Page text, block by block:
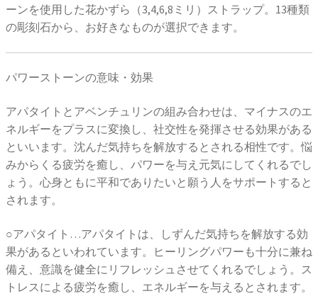
ーンを使用した花かずら（3,4,6,8ミリ）ストラップ。13種類
の彫刻石から、お好きなものが選択できます。
パワーストーンの意味・効果
アパタイトとアベンチュリンの組み合わせは、マイナスのエ
ネルギーをプラスに変換し、社交性を発揮させる効果がある
といいます。沈んだ気持ちを解放するとされる相性です。悩
みからくる疲労を癒し、パワーを与え元気にしてくれるでし
ょう。心身ともに平和でありたいと願う人をサポートすると
されます。
○アパタイト…アパタイトは、しずんだ気持ちを解放する効
果があるといわれています。ヒーリングパワーも十分に兼ね
備え、意識を健全にリフレッシュさせてくれるでしょう。ス
トレスによる疲労を癒し、エネルギーを与えるとされます。